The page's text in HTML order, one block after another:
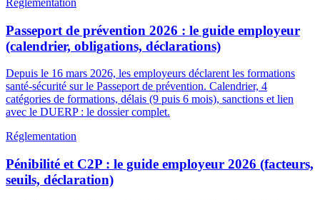
Réglementation
Passeport de prévention 2026 : le guide employeur
(calendrier, obligations, déclarations)
Depuis le 16 mars 2026, les employeurs déclarent les formations
santé-sécurité sur le Passeport de prévention. Calendrier, 4
catégories de formations, délais (9 puis 6 mois), sanctions et lien
avec le DUERP : le dossier complet.
Réglementation
Pénibilité et C2P : le guide employeur 2026 (facteurs,
seuils, déclaration)